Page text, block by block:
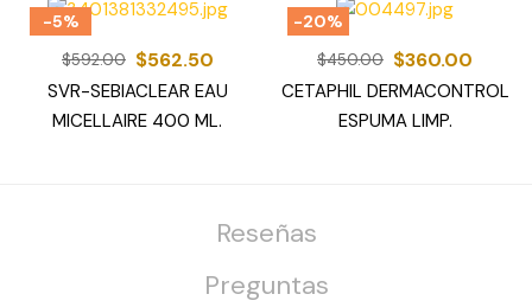
-5%
$592.00 $562.50
SVR-SEBIACLEAR EAU
MICELLAIRE 400 ML.
-20%
$450.00 $360.00
CETAPHIL DERMACONTROL
ESPUMA LIMP.
Reseñas
Preguntas